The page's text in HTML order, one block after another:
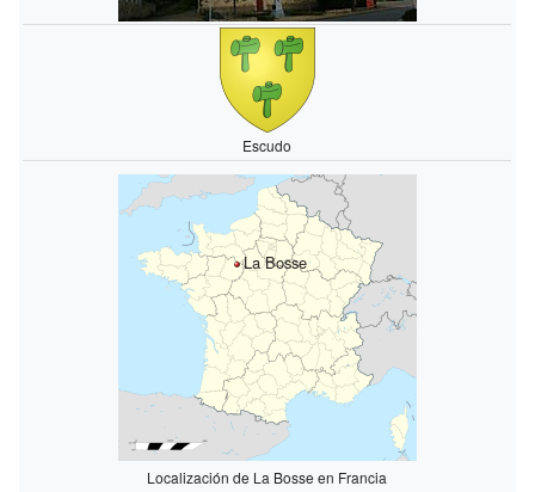
Escudo
La Bosse
Localización de La Bosse en Francia